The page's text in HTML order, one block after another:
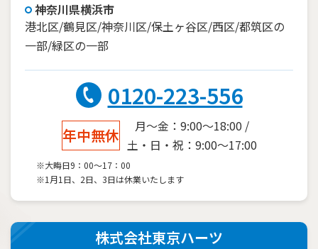
神奈川県横浜市
港北区/鶴見区/神奈川区/保土ヶ谷区/西区/都筑区の
一部/緑区の一部
0120-223-556
年中無休
月～金：9:00～18:00 /
土・日・祝：9:00～17:00
※大晦日9：00～17：00
※1月1日、2日、3日は休業いたします
株式会社東京ハーツ